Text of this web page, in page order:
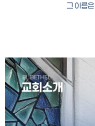
그 이름은